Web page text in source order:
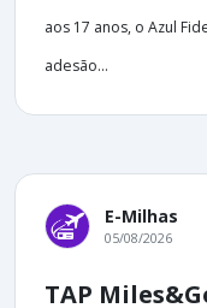
aos 17 anos, o Azul
adesão...
E-Milhas
05/08/2026
TAP